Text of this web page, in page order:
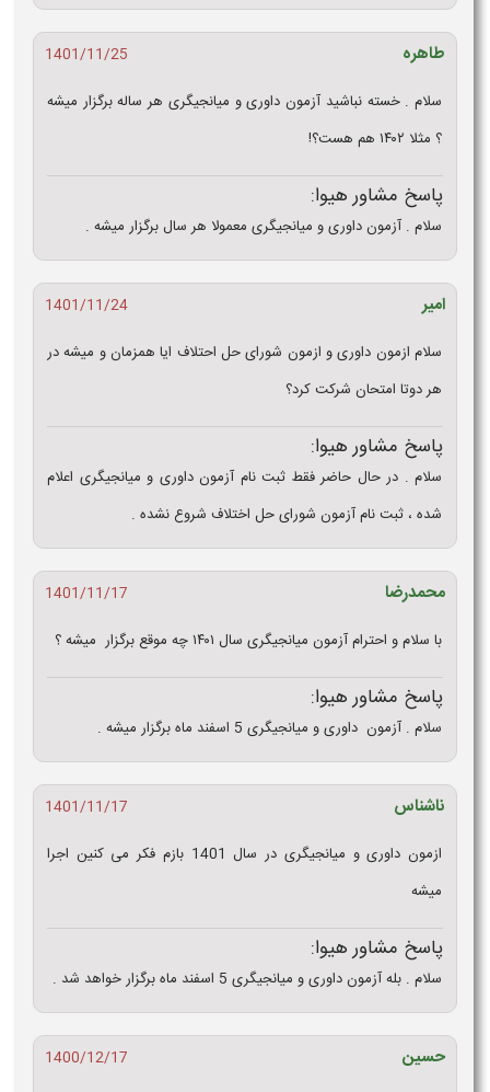
طاهره
1401/11/25
سلام . خسته نباشید آزمون داوری و میانجیگری هر ساله برگزار میشه
؟ مثلا ۱۴۰۲ هم هست؟!
پاسخ مشاور هیوا:
سلام . آزمون داوری و میانجیگری معمولا هر سال برگزار میشه .
امیر
1401/11/24
سلام ازمون داوری و ازمون شورای حل احتلاف ایا همزمان و میشه در
هر دوتا امتحان شرکت کرد؟
پاسخ مشاور هیوا:
سلام . در حال حاضر فقط ثبت نام آزمون داوری و میانجیگری اعلام
شده ، ثبت نام آزمون شورای حل اختلاف شروع نشده .
محمدرضا
1401/11/17
با سلام و احترام آزمون میانجیگری سال ۱۴۰۱ چه موقع برگزار میشه ؟
پاسخ مشاور هیوا:
سلام . آزمون داوری و میانجیگری 5 اسفند ماه برگزار میشه .
ناشناس
1401/11/17
ازمون داوری و میانجیگری در سال 1401 بازم فکر می کنین اجرا
میشه
پاسخ مشاور هیوا:
سلام . بله آزمون داوری و میانجیگری 5 اسفند ماه برگزار خواهد شد .
حسین
1400/12/17